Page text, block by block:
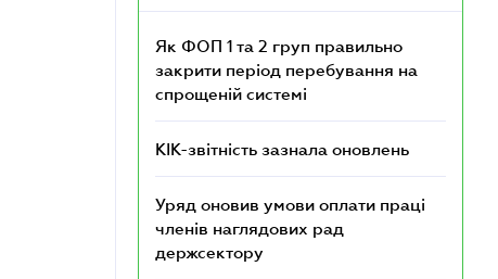
Як ФОП 1 та 2 груп правильно
закрити період перебування на
спрощеній системі
КІК-звітність зазнала оновлень
Уряд оновив умови оплати праці
членів наглядових рад
держсектору